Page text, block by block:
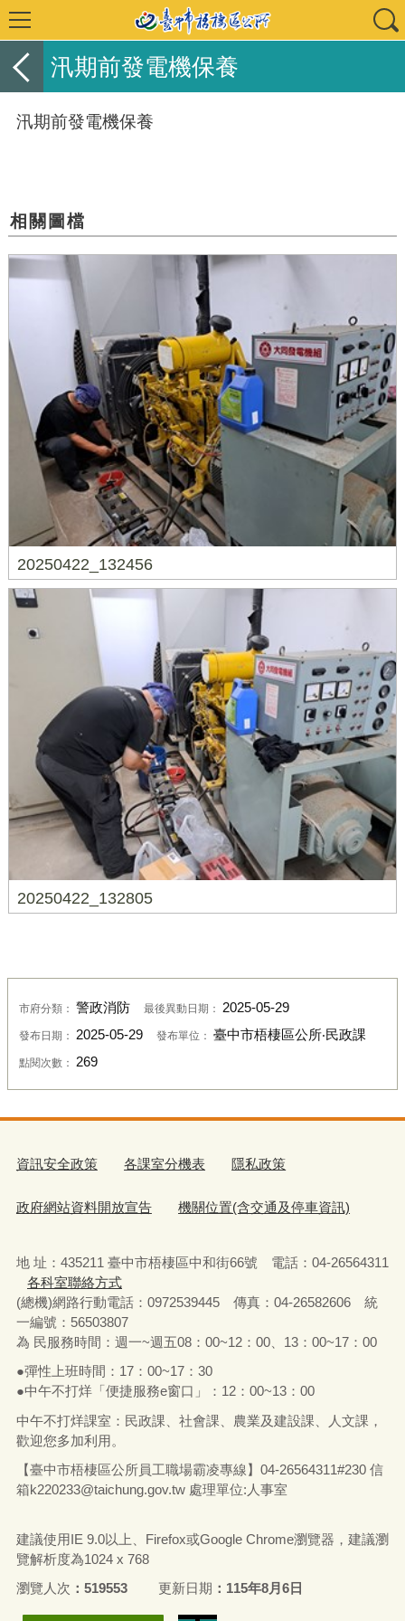
汛期前發電機保養
汛期前發電機保養
相關圖檔
20250422_132456
20250422_132805
市府分類： 警政消防 最後異動日期： 2025-05-29
發布日期： 2025-05-29 發布單位： 臺中市梧棲區公所‧民政課
點閱次數： 269
資訊安全政策 各課室分機表 隱私政策
政府網站資料開放宣告 機關位置(含交通及停車資訊)
地 址：435211 臺中市梧棲區中和街66號 電話：04-26564311
各科室聯絡方式
(總機)網路行動電話：0972539445 傳真：04-26582606 統
一編號：56503807
為 民服務時間：週一~週五08：00~12：00、13：00~17：00
●彈性上班時間：17：00~17：30
●中午不打烊「便捷服務e窗口」：12：00~13：00
中午不打烊課室：民政課、社會課、農業及建設課、人文課，
歡迎您多加利用。
【臺中市梧棲區公所員工職場霸凌專線】04-26564311#230 信
箱k220233@taichung.gov.tw處理單位:人事室
建議使用IE 9.0以上、Firefox或Google Chrome瀏覽器，建議瀏
覽解析度為1024 x 768
瀏覽人次
519553 更新日期 115年8月6日